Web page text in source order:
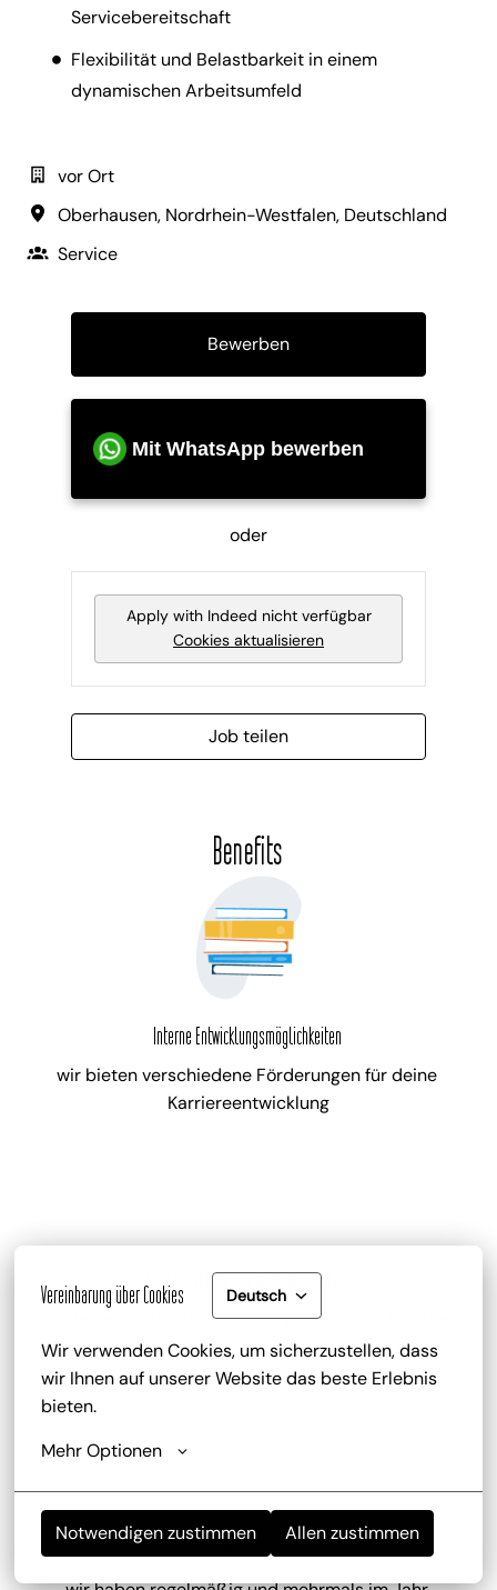
Vereinbarung über Cookies Deutsch
Wir verwenden Cookies, um sicherzustellen, dass
wir Ihnen auf unserer Website das beste Erlebnis
bieten.
Mehr Optionen
Notwendigen zustimmen Allen zustimmen
Servicebereitschaft
Flexibilität und Belastbarkeit in einem
dynamischen Arbeitsumfeld
vor Ort
Oberhausen, Nordrhein-Westfalen, Deutschland
Service
Bewerben
Mit WhatsApp bewerben
oder
Apply with Indeed nicht verfügbar
Cookies aktualisieren
Job teilen
Benefits
Interne Entwicklungsmöglichkeiten
wir bieten verschiedene Förderungen für deine
Karriereentwicklung
Gute Bezahlung und Mitarbeiterrabatt
zu deinem attraktiven Gehalt gib es zusätzlich die
Trinkgeldbeteiligung, Mitarbeiterrabatte und
kostenlose Getränke
Mitarbeiterevents